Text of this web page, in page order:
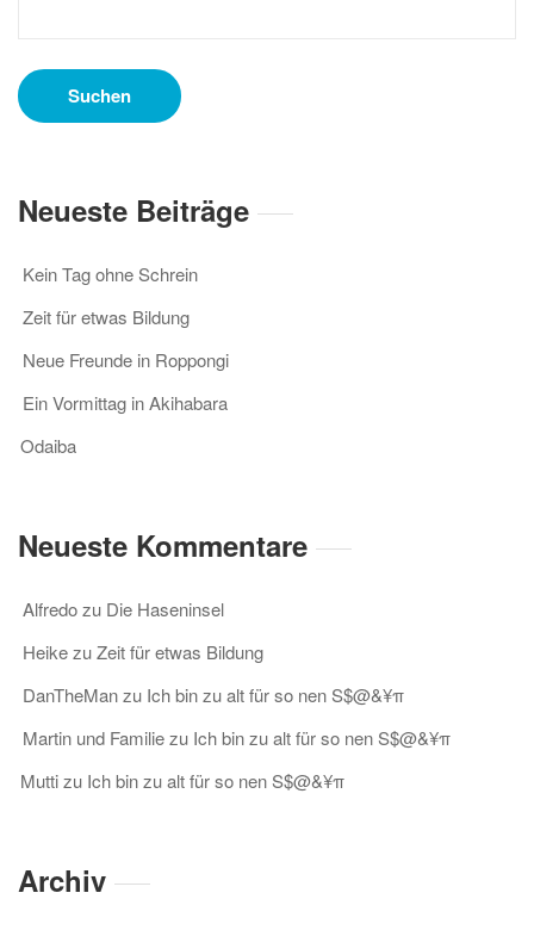
Neueste Beiträge
Kein Tag ohne Schrein
Zeit für etwas Bildung
Neue Freunde in Roppongi
Ein Vormittag in Akihabara
Odaiba
Neueste Kommentare
Alfredozu Die Haseninsel
HeikezuZeit für etwas Bildung
DanTheManzu Ich bin zu alt für so nen S$@&¥π
Martin und Familiezu Ich bin zu alt für so nen S$@&¥π
Muttizu Ich bin zu alt für so nen S$@&¥π
Archiv